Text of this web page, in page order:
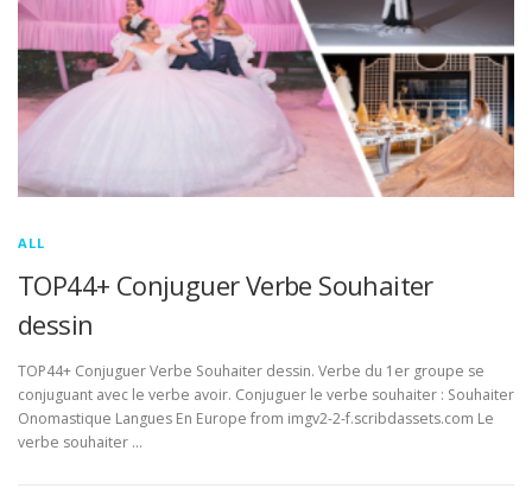
ALL
TOP44+ Conjuguer Verbe Souhaiter
dessin
TOP44+ Conjuguer Verbe Souhaiter dessin. Verbe du 1er groupe se
conjuguant avec le verbe avoir. Conjuguer le verbe souhaiter : Souhaiter
Onomastique Langues En Europe from imgv2-2-f.scribdassets.com Le
verbe souhaiter …